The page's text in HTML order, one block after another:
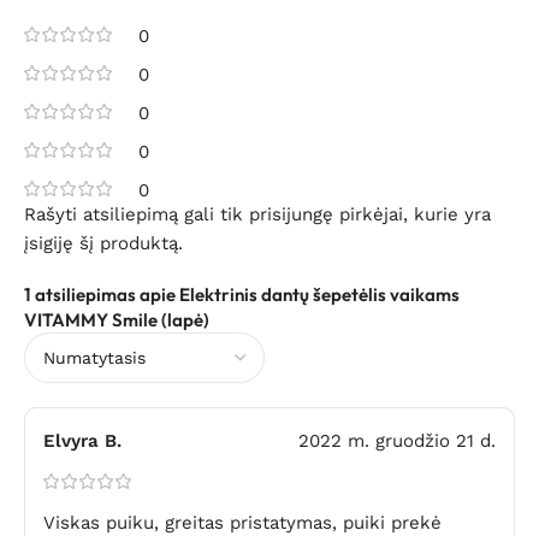
0
0
0
0
0
1 atsiliepimas apie Elektrinis dantų šepetėlis vaikams
VITAMMY Smile (lapė)
Elvyra B. 2022 m. gruodžio 21 d.
Viskas puiku, greitas pristatymas, puiki prekė
Rašyti atsiliepimą gali tik prisijungę pirkėjai, kurie yra
įsigiję šį produktą.